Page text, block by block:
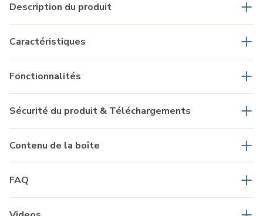
Description du produit
Caractéristiques
Fonctionnalités
Sécurité du produit & Téléchargements
Contenu de la boîte
FAQ